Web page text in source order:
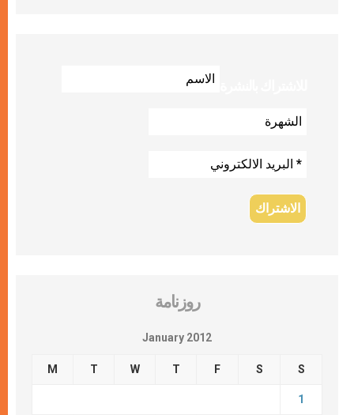
روزنامة
January 2012
M T W T F S S
1